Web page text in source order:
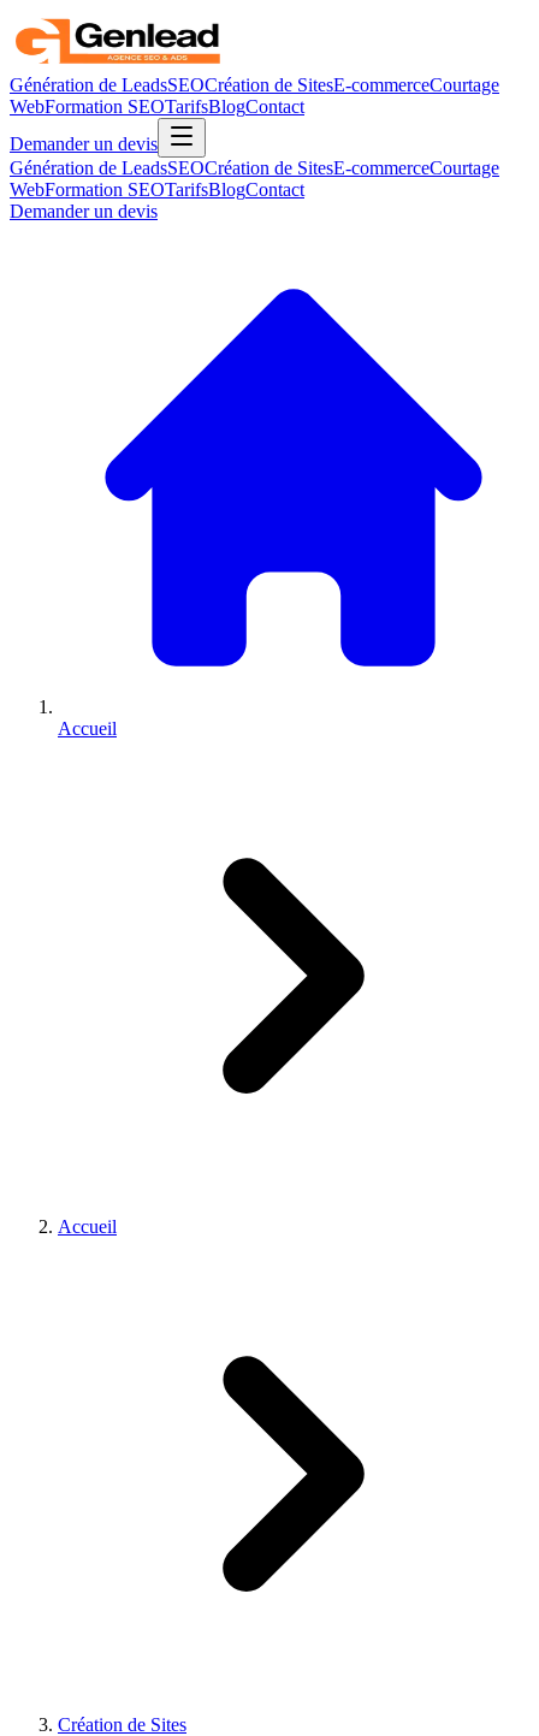
Génération de LeadsSEOCréation de SitesE-commerceCourtage
WebFormation SEOTarifsBlogContact
Demander un devis
Génération de LeadsSEOCréation de SitesE-commerceCourtage
WebFormation SEOTarifsBlogContact
Demander un devis
Accueil
Accueil
Création de Sites